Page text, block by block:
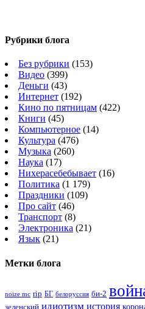
Рубрики блога
Без рубрики (153)
Видео (399)
Деньги (43)
Интернет (192)
Кино по пятницам (422)
Книги (45)
Компьютерное (14)
Культура (476)
Музыка (260)
Наука (17)
Нихерасебебывает (16)
Политика (1 179)
Праздники (109)
Про сайт (46)
Транспорт (8)
Электроника (21)
Язык (21)
Метки блога
noize mc rip БГ белоруссия би-2
зеленский идиотизм история